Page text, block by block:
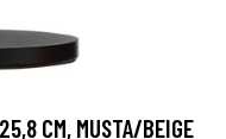
CM, MUSTA/BEIGE